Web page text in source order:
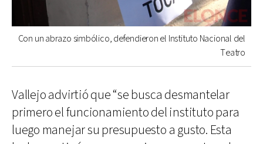
Con un abrazo simbólico, defendieron el Instituto Nacional del
Teatro
Vallejo advirtió que “se busca desmantelar
primero el funcionamiento del instituto para
luego manejar su presupuesto a gusto. Esta